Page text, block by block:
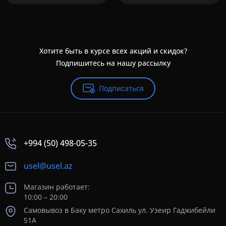
Хотите быть в курсе всех акций и скидок?
Подпишитесь на нашу рассылку
Подписаться
+994 (50) 498-05-35
usel@usel.az
Магазин работает:
10:00 – 20:00
Самовывоз в Баку метро Сахиль ул. Узеир Гаджибейли
51А